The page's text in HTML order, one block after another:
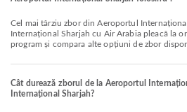
Cel mai târziu zbor din Aeroportul Internațional Hamad către Aeroportul
Internațional Sharjah cu Air Arabia pleacă la
program și compara alte opțiuni de zbor
Cât durează zborul de la Aeroportul
Internațional Sharjah?